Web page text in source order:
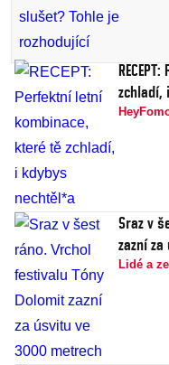
zchladí,
Sraz v
zazní
Lidé a